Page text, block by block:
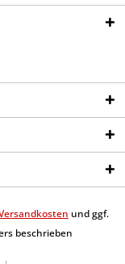
und ggf.
beschrieben